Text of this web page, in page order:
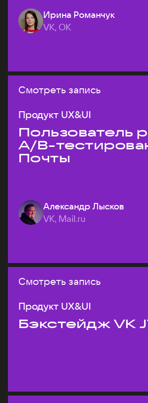
Ирина Романчук
VK, ОК
Смотреть запись
Продукт UX&UI
Пользователь
A/B-
Почты
Александр Лысков
VK, Mail.ru
Смотреть запись
Продукт UX&UI
Бэкстейдж VK